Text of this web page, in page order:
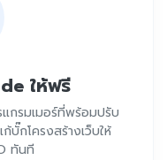
ให้ฟรี
แกรมเมอร์ที่พร้อมปรับ
บั๊กโครงสร้างเว็บให้
ทันที